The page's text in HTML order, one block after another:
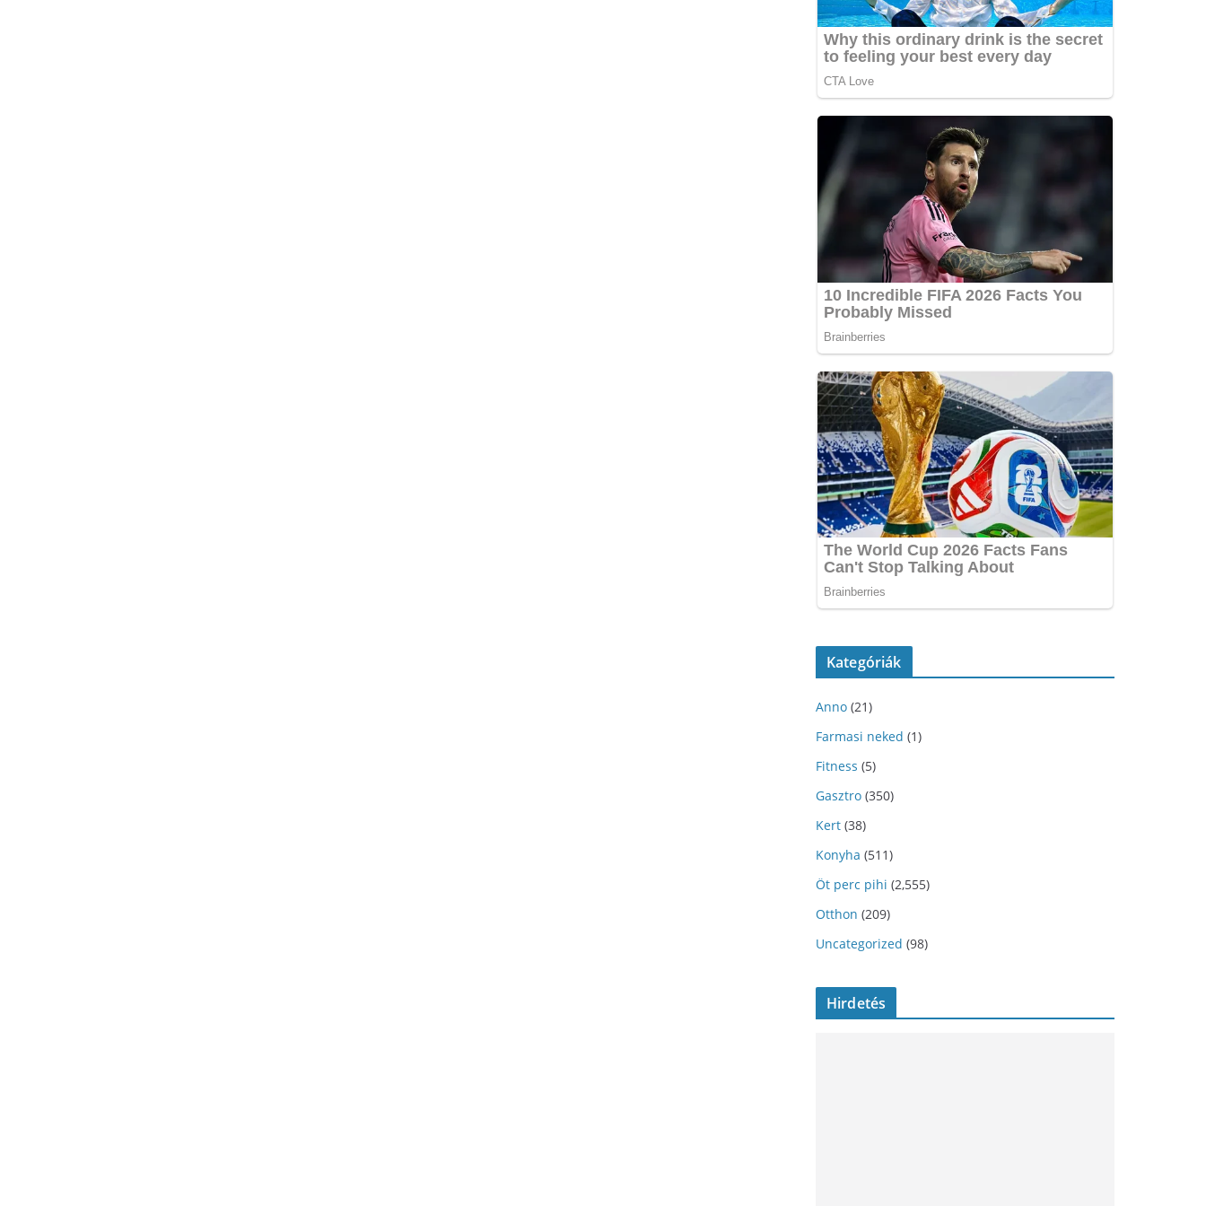
Kategóriák
Anno (21)
Farmasi neked (1)
Fitness (5)
Gasztro (350)
Kert (38)
Konyha (511)
Öt perc pihi (2,555)
Otthon (209)
Uncategorized (98)
Hirdetés